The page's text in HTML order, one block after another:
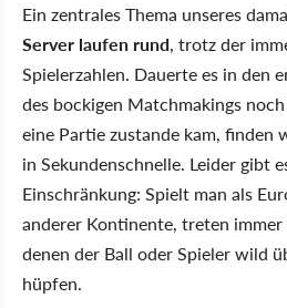
Ein zentrales Thema unseres
Server laufen rund, trotz der
Spielerzahlen. Dauerte es in den
des bockigen Matchmakings
eine Partie zustande kam, finden
in Sekundenschnelle. Leider gibt
Einschränkung: Spielt man als
anderer Kontinente, treten immer
denen der Ball oder Spieler wild
hüpfen.